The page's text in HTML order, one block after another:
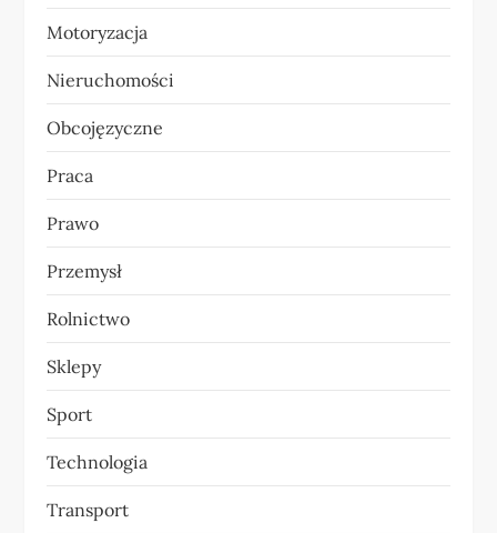
Motoryzacja
Nieruchomości
Obcojęzyczne
Praca
Prawo
Przemysł
Rolnictwo
Sklepy
Sport
Technologia
Transport